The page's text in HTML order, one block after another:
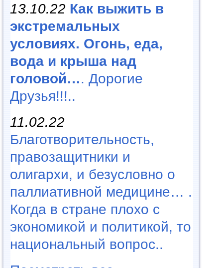
13.10.22 Как выжить в
экстремальных
условиях. Огонь, еда,
вода и крыша над
головой…. Дорогие
Друзья!!!..
11.02.22
Благотворительность,
правозащитники и
олигархи, и безусловно о
паллиативной медицине… .
Когда в стране плохо с
экономикой и политикой, то
национальный вопрос..